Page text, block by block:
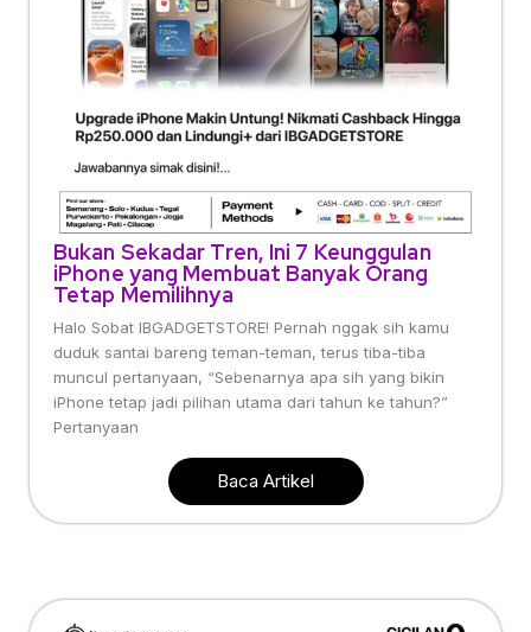
Bukan Sekadar Tren, Ini 7 Keunggulan
iPhone yang Membuat Banyak Orang
Tetap Memilihnya
Halo Sobat IBGADGETSTORE! Pernah nggak sih kamu
duduk santai bareng teman-teman, terus tiba-tiba
muncul pertanyaan, “Sebenarnya apa sih yang bikin
iPhone tetap jadi pilihan utama dari tahun ke tahun?”
Pertanyaan
Baca Artikel